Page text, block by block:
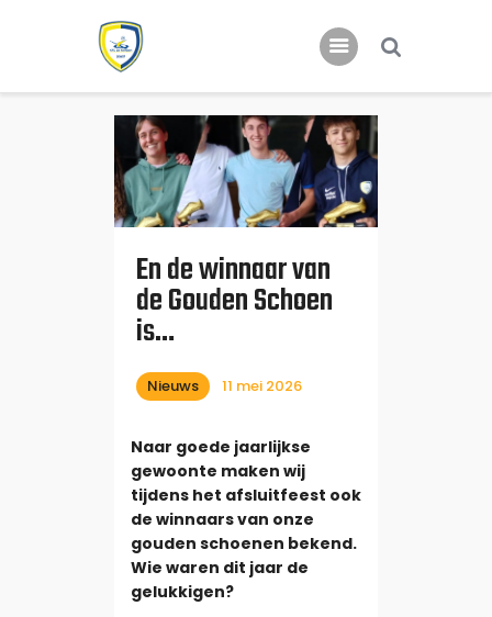
Home
Nieuws
Jeugd
En de winnaar van
de Gouden Schoen
is…
Nieuws 11 mei 2026
Naar goede jaarlijkse
gewoonte maken wij
tijdens het afsluitfeest ook
de winnaars van onze
gouden schoenen bekend.
Wie waren dit jaar de
gelukkigen?